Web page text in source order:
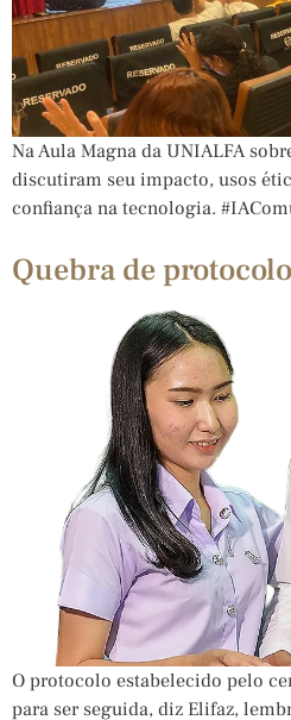
Na Aula Magna da UNIALFA
discutiram seu impacto, usos
confiança na tecnologia.
Quebra de
O protocolo estabelecido pelo
para ser seguida, diz Elifaz,